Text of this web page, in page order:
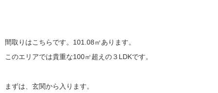
間取りはこちらです。101.08㎡あります。
このエリアでは貴重な100㎡超えの３LDKです。
まずは、玄関から入ります。